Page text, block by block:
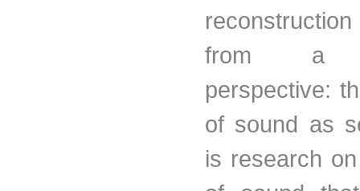
from a
perspective:
of sound as
is research